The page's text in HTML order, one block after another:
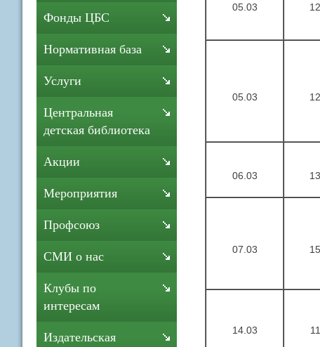
05.03
05.03
06.03
07.03
14.03
Фонды ЦБС
Нормативная база
Услуги
Центральная
детская библиотека
Акции
Мероприятия
Профсоюз
СМИ о нас
Клубы по
интересам
Издательская